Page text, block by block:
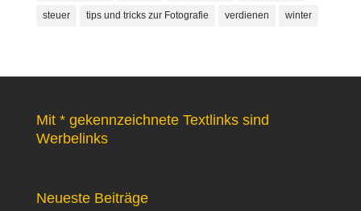
steuer tips und tricks zur Fotografie verdienen winter
Mit * gekennzeichnete Textlinks sind
Werbelinks
Neueste Beiträge